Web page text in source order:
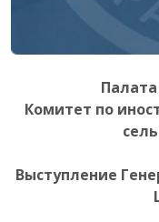
Комитет по
Выступление